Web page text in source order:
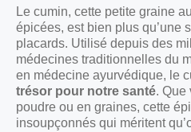
Le cumin, cette petite graine
épicées, est bien plus qu’une
placards. Utilisé depuis des
médecines traditionnelles du
en médecine ayurvédique, le
trésor pour notre santé. Que
poudre ou en graines, cette
insoupçonnés qui méritent